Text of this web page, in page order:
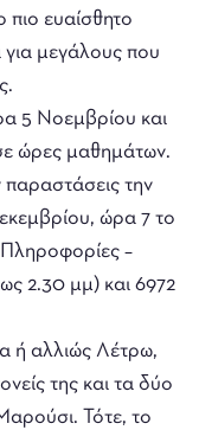
πιο ευαίσθητο
για μεγάλους που
5 Νοεμβρίου και
ώρες μαθημάτων.
παραστάσεις την
ώρα 7 το
–
2.30 μμ) και 6972
ή αλλιώς Λέτρω,
της και τα δύο
Τότε, το